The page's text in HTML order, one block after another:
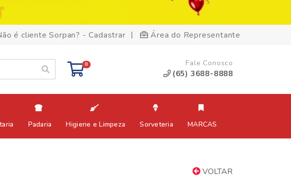
é cliente Sorpan? - Cadastrar | Área do Representante
0 Fale Conosco
(65) 3688-8888
Padaria Higiene e Limpeza Sorveteria MARCAS
VOLTAR